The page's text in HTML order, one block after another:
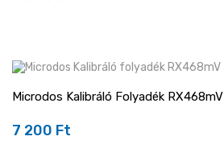
Microdos Kalibráló Folyadék RX468mV
Ár
7 200 Ft